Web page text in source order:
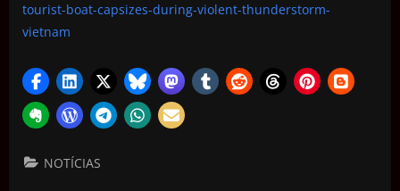
tourist-boat-capsizes-during-violent-thunderstorm-
vietnam
NOTÍCIAS